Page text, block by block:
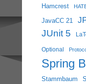
Hamcrest
JavaCC 21
JUnit 5
Optional
Spring
Stammbaum